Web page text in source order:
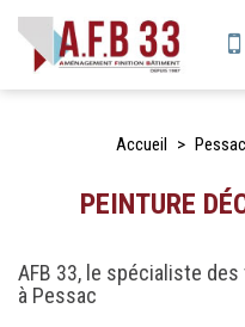
Accueil Pessac
PEINTURE
AFB 33, le spécialiste
à Pessac